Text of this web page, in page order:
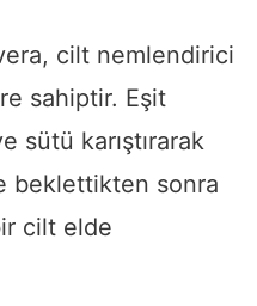
cilt nemlendirici
sahiptir. Eşit
sütü karıştırarak
beklettikten sonra
cilt elde